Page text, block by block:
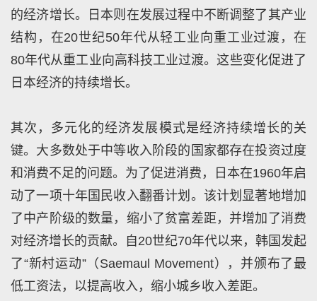
的经济增长。日本则在发展过程中不断调整了其产业
结构，在20世纪50年代从轻工业向重工业过渡，在
80年代从重工业向高科技工业过渡。这些变化促进了
日本经济的持续增长。
其次，多元化的经济发展模式是经济持续增长的关
键。大多数处于中等收入阶段的国家都存在投资过度
和消费不足的问题。为了促进消费，日本在1960年启
动了一项十年国民收入翻番计划。该计划显著地增加
了中产阶级的数量，缩小了贫富差距，并增加了消费
对经济增长的贡献。自20世纪70年代以来，韩国发起
了“新村运动”（Saemaul Movement），并颁布了最
低工资法，以提高收入，缩小城乡收入差距。